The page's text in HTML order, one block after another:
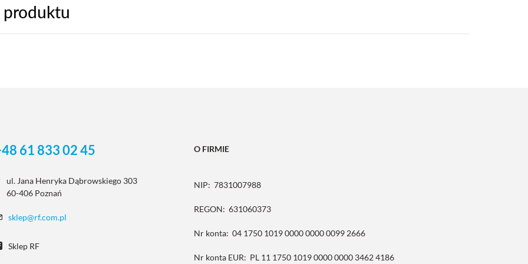
produktu
61 833 02 45
ul. Jana Henryka Dąbrowskiego 303
60-406 Poznań
sklep@rf.com.pl
Sklep RF
O FIRMIE
NIP: 7831007988
REGON: 631060373
Nr konta: 04 1750 1019 0000 0000 0099 2666
Nr konta EUR: PL 11 1750 1019 0000 0000 3462 4186